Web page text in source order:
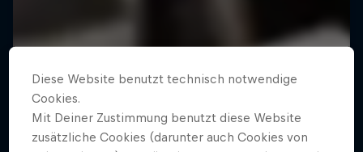
Diese Website benutzt technisch notwendige
Cookies.
Mit Deiner Zustimmung benutzt diese Website
zusätzliche Cookies (darunter auch Cookies von